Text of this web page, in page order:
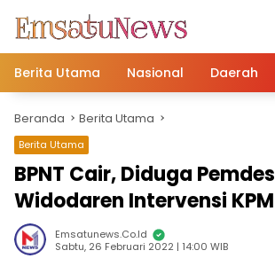
konten
Berita Utama
Nasional Daerah
Beranda Berita Utama
Berita Utama
BPNT Cair, Diduga Pemdes
Widodaren Intervensi KPM
Emsatunews.co.id
Sabtu, 26 Februari 2022 | 14:00 WIB